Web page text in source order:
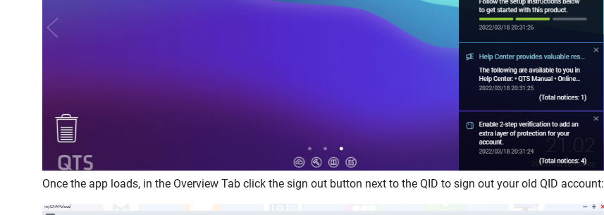
Once the app loads, in the Overview Tab click the sign out button next to the QID to sign out your old QID account: